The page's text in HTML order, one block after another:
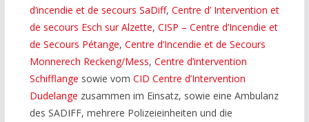
d’incendie et de secours SaDiff, Centre d’ Intervention et
de secours Esch sur Alzette, CISP – Centre d’Incendie et
de Secours Pétange, Centre d’Incendie et de Secours
Monnerech Reckeng/Mess, Centre d’intervention
Schifflange sowie vom CID Centre d’Intervention
Dudelange zusammen im Einsatz, sowie eine Ambulanz
des SADIFF, mehrere Polizeieinheiten und die